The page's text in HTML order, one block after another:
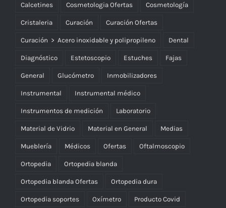
Calcetines Cosmetologia Ofertas Cosmetología
Cristaleria Curación Curación Ofertas
Curación > Acero inoxidable y polipropileno Dental
Diagnóstico Estetoscopio Estuches Fajas
General Glucómetro Inmobilizadores
Instrumental Instrumental médico
Instrumentos de medición Laboratorio
Material de Vidrio Material en General Medias
Mueblería Médicos Ofertas Oftalmoscopio
Ortopedia Ortopedia blanda
Ortopedia blanda Ofertas Ortopedia dura
Ortopedia soportes Oxímetro Producto Covid